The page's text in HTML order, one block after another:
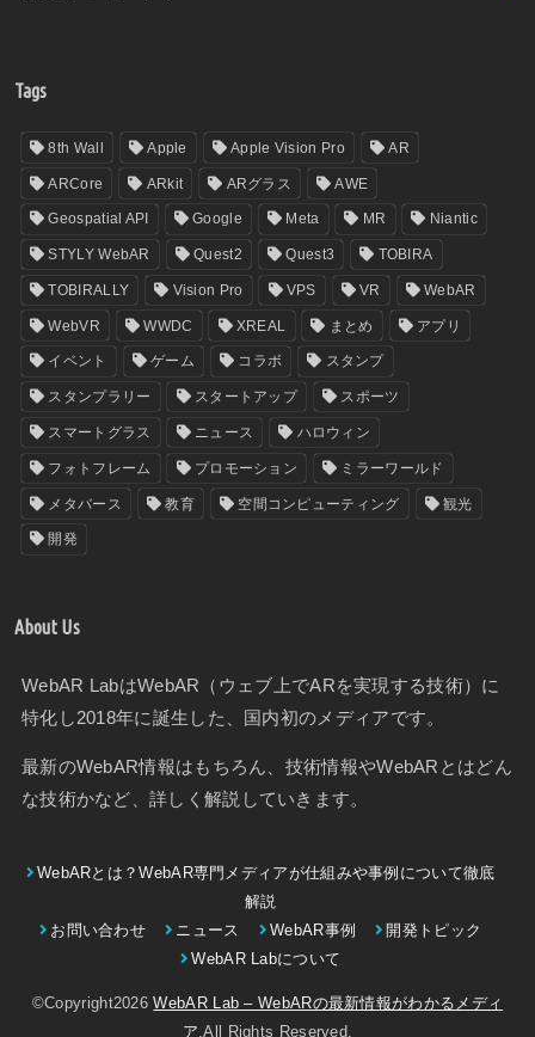
Tags
8th Wall Apple Apple Vision Pro AR
ARCore ARkit ARグラス AWE
Geospatial API Google Meta MR Niantic
STYLY WebAR Quest2 Quest3 TOBIRA
TOBIRALLY Vision Pro VPS VR WebAR
WebVR WWDC XREAL まとめ アプリ
イベント ゲーム コラボ スタンプ
スタンプラリー スタートアップ スポーツ
スマートグラス ニュース ハロウィン
フォトフレーム プロモーション ミラーワールド
メタバース 教育 空間コンピューティング 観光
開発
About Us
WebAR LabはWebAR（ウェブ上でARを実現する技術）に
特化し2018年に誕生した、国内初のメディアです。
最新のWebAR情報はもちろん、技術情報やWebARとはどん
な技術かなど、詳しく解説していきます。
WebARとは？WebAR専門メディアが仕組みや事例について徹底
解説
お問い合わせ
ニュース WebAR事例
開発トピック
WebAR Labについて
©Copyright2026WebAR Lab – WebARの最新情報がわかるメディ
ア.All Rights Reserved.